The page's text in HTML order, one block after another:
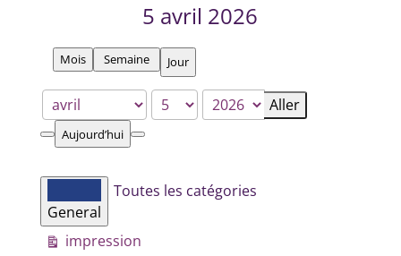
5 avril 2026
Mois Semaine Jour
Mois
Jour
Année
Précédent
Aujourd’hui
Catégories
d’évènement
General
Toutes les catégories
Vue
impression